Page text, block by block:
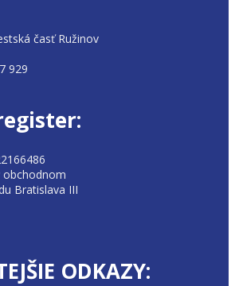
časť Ružinov
929
obchodnom
Bratislava III
ODKAZY: